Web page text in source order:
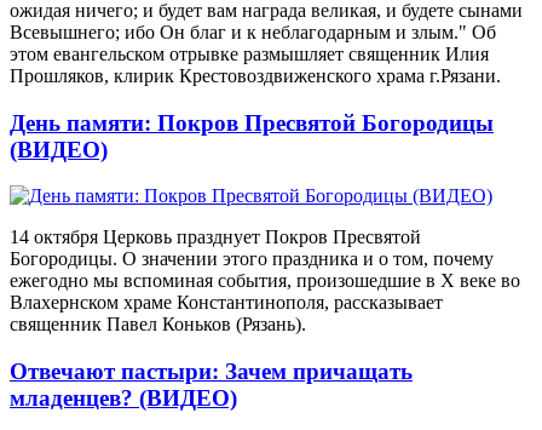
ожидая ничего; и будет вам награда великая, и будете сынами
Всевышнего; ибо Он благ и к неблагодарным и злым." Об
этом евангельском отрывке размышляет священник Илия
Прошляков, клирик Крестовоздвиженского храма г.Рязани.
День памяти: Покров Пресвятой Богородицы
(ВИДЕО)
14 октября Церковь празднует Покров Пресвятой
Богородицы. О значении этого праздника и о том, почему
ежегодно мы вспоминая события, произошедшие в X веке во
Влахернском храме Константинополя, рассказывает
священник Павел Коньков (Рязань).
Отвечают пастыри: Зачем причащать
младенцев? (ВИДЕО)